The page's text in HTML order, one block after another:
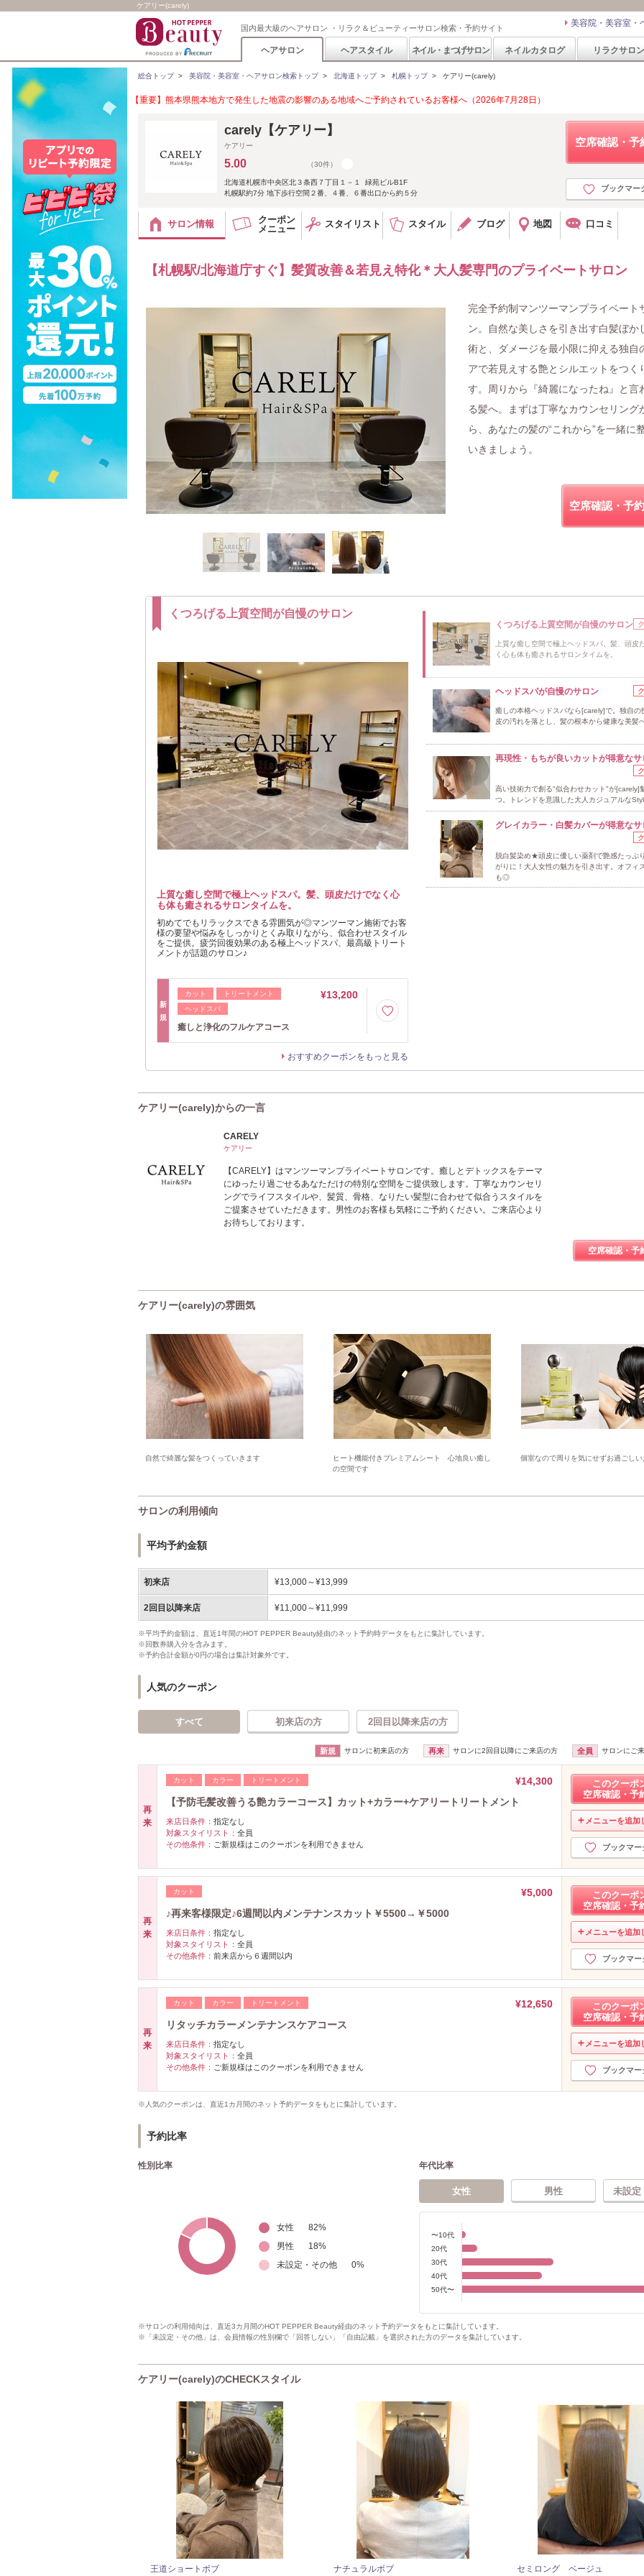
ケアリー(carely)
国内最大級のヘアサロン ・リラク＆ビューティーサロン検索・予約サイト 美容院・美容室・
ヘアサロン ヘアスタイル ネイル・まつげサロン ネイルカタログ リラクサロン
総合トップ> 美容院・美容室・ヘアサロン検索トップ> 北海道トップ> 札幌トップ> ケアリー(carely)
【重要】熊本県熊本地方で発生した地震の影響のある地域へご予約されているお客様へ（2026年7月28日）
空席確認・予
ブックマー
carely【ケアリー】
ケアリー
5.00 （30件）
北海道札幌市中央区北３条西７丁目１－１ 緑苑ビルB1F
札幌駅約7分 地下歩行空間２番、４番、６番出口から約５分
サロン情報
クーポン
メニュー
スタイリスト スタイル ブログ 地図 口コミ
【札幌駅/北海道庁すぐ】髪質改善＆若見え特化＊大人髪専門のプライベートサロン
完全予約制マンツーマンプライベート
ン。自然な美しさを引き出す白髪ぼか
術と、ダメージを最小限に抑える独自
アで若見えする艶とシルエットをつく
す。周りから『綺麗になったね』と言
る髪へ。まずは丁寧なカウンセリング
ら、あなたの髪の“これから”を一緒に
いきましょう。
空席確認・予
くつろげる上質空間が自慢のサロン
上質な癒し空間で極上ヘッドスパ。髪、頭皮だけでなく心
も体も癒されるサロンタイムを。
初めてでもリラックスできる雰囲気が◎マンツーマン施術でお客
様の要望や悩みをしっかりとくみ取りながら、似合わせスタイル
をご提供。疲労回復効果のある極上ヘッドスパ、最高級トリート
メントが話題のサロン♪
新
規
カット
トリートメント
ヘッドスパ
¥13,200
癒しと浄化のフルケアコース
おすすめクーポンをもっと見る
くつろげる上質空間が自慢のサロン
上質な癒し空間で極上ヘッドスパ。髪、頭皮
く心も体も癒されるサロンタイムを。
ヘッドスパが自慢のサロン
癒しの本格ヘッドスパなら[carely]で。独自の
皮の汚れを落とし、髪の根本から健康な美髪
再現性・もちが良いカットが得意なサ
高い技術力で創る"似合わせカット"が[carely]
つ。トレンドを意識した大人カジュアルな
グレイカラー・白髪カバーが得意なサ
脱白髪染め★頭皮に優しい薬剤で艶感たっぷ
がりに！大人女性の魅力を引き出す。オフィ
も◎
ケアリー(carely)からの一言
CARELY
ケアリー
【CARELY】はマンツーマンプライベートサロンです。癒しとデトックスをテーマ
にゆったり過ごせるあなただけの特別な空間をご提供致します。丁寧なカウンセリ
ングでライフスタイルや、髪質、骨格、なりたい髪型に合わせて似合うスタイルを
ご提案させていただきます。男性のお客様も気軽にご予約ください。ご来店心より
お待ちしております。
空席確認・予
ケアリー(carely)の雰囲気
自然で綺麗な髪をつくっていきます
ヒート機能付きプレミアムシート 心地良い癒し
の空間です
個室なので周りを気にせずお過ごし
サロンの利用傾向
平均予約金額
初来店 ¥13,000～¥13,999
2回目以降来店 ¥11,000～¥11,999
※平均予約金額は、直近1年間のHOT PEPPER Beauty経由のネット予約時データをもとに集計しています。
※回数券購入分を含みます。
※予約合計金額が0円の場合は集計対象外です。
人気のクーポン
すべて 初来店の方 2回目以降来店の方
新規 サロンに初来店の方 再来 サロンに2回目以降にご来店の方 全員 サロンにご
再
来
カット カラー トリートメント
¥14,300
【予防毛髪改善うる艶カラーコース】カット+カラー+ケアリートリートメント
来店日条件： 指定なし
対象スタイリスト： 全員
その他条件： ご新規様はこのクーポンを利用できません
このクーポ
空席確認・予
メニューを追加
ブックマー
再
来
カット
¥5,000
♪再来客様限定♪6週間以内メンテナンスカット￥5500→￥5000
来店日条件： 指定なし
対象スタイリスト： 全員
その他条件： 前来店から６週間以内
このクーポ
空席確認・予
メニューを追加
ブックマー
再
来
カット カラー トリートメント
¥12,650
リタッチカラーメンテナンスケアコース
来店日条件： 指定なし
対象スタイリスト： 全員
その他条件： ご新規様はこのクーポンを利用できません
このクーポ
空席確認・予
メニューを追加
ブックマー
※人気のクーポンは、直近1カ月間のネット予約データをもとに集計しています。
予約比率
性別比率
女性 82%
男性
18%
未設定・その他
0%
年代比率
女性 男性 未設定
〜10代
20代
30代
40代
50代〜
※サロンの利用傾向は、直近3カ月間のHOT PEPPER Beauty経由のネット予約データをもとに集計しています。
※「未設定・その他」は、会員情報の性別欄で「回答しない」「自由記載」を選択された方のデータを集計しています。
ケアリー(carely)のCHECKスタイル
王道ショートボブ ナチュラルボブ セミロング ベージュ